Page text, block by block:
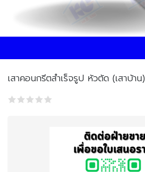
เสาคอนกรีตสำเร็จรูป หัวตัด (เสาบ้าน)